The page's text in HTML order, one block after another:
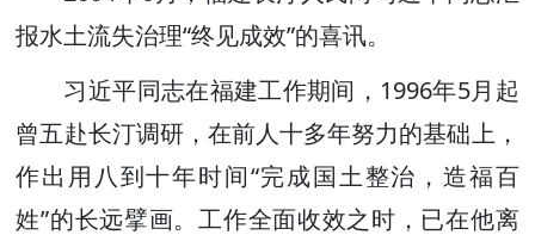
报水土流失治理“终见成效”的喜讯。
习近平同志在福建工作期间，1996年5月起
曾五赴长汀调研，在前人十多年努力的基础上，
作出用八到十年时间“完成国土整治，造福百
姓”的长远擘画。工作全面收效之时，已在他离